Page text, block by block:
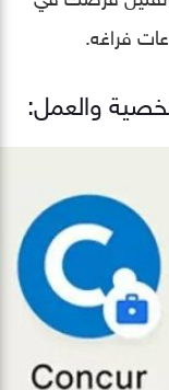
فراغه.
والعمل: